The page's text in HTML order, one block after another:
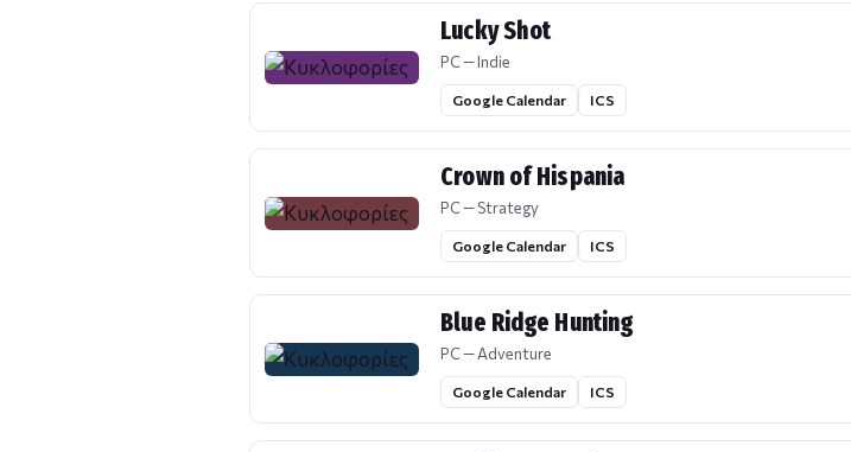
Lucky Shot
PC — Indie
Google Calendar ICS
Crown of Hispania
PC — Strategy
Google Calendar ICS
Blue Ridge Hunting
PC — Adventure
Google Calendar ICS